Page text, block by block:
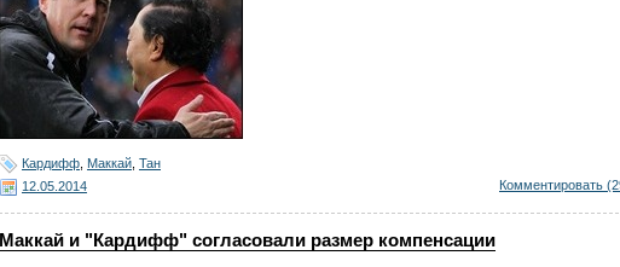
Кардифф Маккай Тан
12.05.2014
Комментировать
Маккай и "Кардифф" согласовали размер компенсации